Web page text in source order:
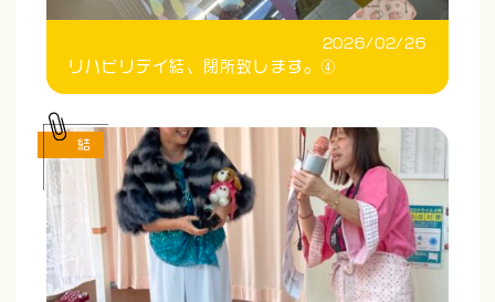
2026/02/26
リハビリデイ結、閉所致します。④
結